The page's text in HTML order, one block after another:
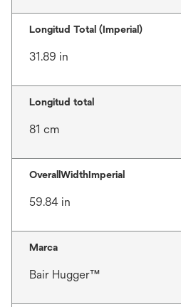
Longitud Total (Imperial)
31.89 in
Longitud total
81 cm
OverallWidthImperial
59.84 in
Marca
Bair Hugger™